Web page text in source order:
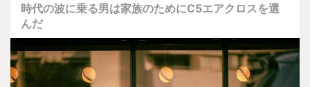
時代の波に乗る男は家族のためにC5エアクロスを選
んだ